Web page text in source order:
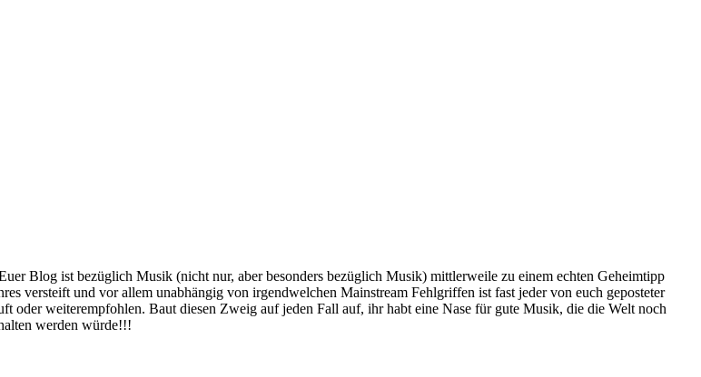
Blog ist bezüglich Musik (nicht nur, aber besonders bezüglich Musik) mittlerweile zu einem echten Geheimtipp
versteift und vor allem unabhängig von irgendwelchen Mainstream Fehlgriffen ist fast jeder von euch geposteter
weiterempfohlen. Baut diesen Zweig auf jeden Fall auf, ihr habt eine Nase für gute Musik, die die Welt noch
werden würde!!!